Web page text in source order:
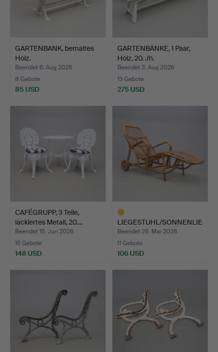
GARTENBANK, bemaltes
Holz.
Beendet 6. Aug 2026
8 Gebote
85 USD
GARTENBÄNKE, 1 Paar,
Holz, 20. Jh.
Beendet 3. Aug 2026
13 Gebote
275 USD
CAFÉGRUPP, 3 Teile,
lackiertes Metall, 20.…
Beendet 15. Jun 2026
15 Gebote
148 USD
LIEGESTUHL/SONNENLIE
GE, Rattan, Mitte des …
Beendet 26. Mai 2026
11 Gebote
106 USD